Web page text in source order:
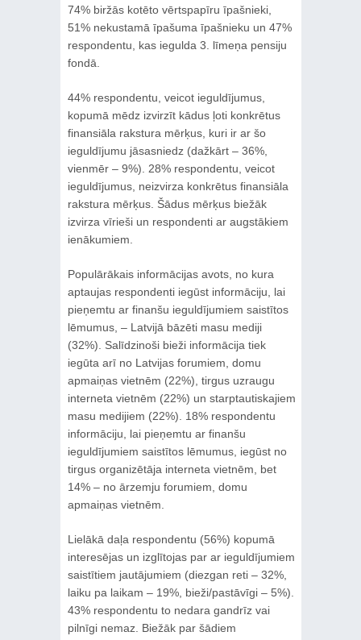
74% biržās kotēto vērtspapīru īpašnieki,
51% nekustamā īpašuma īpašnieku un 47%
respondentu, kas iegulda 3. līmeņa pensiju
fondā.
44% respondentu, veicot ieguldījumus,
kopumā mēdz izvirzīt kādus ļoti konkrētus
finansiāla rakstura mērķus, kuri ir ar šo
ieguldījumu jāsasniedz (dažkārt – 36%,
vienmēr – 9%). 28% respondentu, veicot
ieguldījumus, neizvirza konkrētus finansiāla
rakstura mērķus. Šādus mērķus biežāk
izvirza vīrieši un respondenti ar augstākiem
ienākumiem.
Populārākais informācijas avots, no kura
aptaujas respondenti iegūst informāciju, lai
pieņemtu ar finanšu ieguldījumiem saistītos
lēmumus, – Latvijā bāzēti masu mediji
(32%). Salīdzinoši bieži informācija tiek
iegūta arī no Latvijas forumiem, domu
apmaiņas vietnēm (22%), tirgus uzraugu
interneta vietnēm (22%) un starptautiskajiem
masu medijiem (22%). 18% respondentu
informāciju, lai pieņemtu ar finanšu
ieguldījumiem saistītos lēmumus, iegūst no
tirgus organizētāja interneta vietnēm, bet
14% – no ārzemju forumiem, domu
apmaiņas vietnēm.
Lielākā daļa respondentu (56%) kopumā
interesējas un izglītojas par ar ieguldījumiem
saistītiem jautājumiem (diezgan reti – 32%,
laiku pa laikam – 19%, bieži/pastāvīgi – 5%).
43% respondentu to nedara gandrīz vai
pilnīgi nemaz. Biežāk par šādiem